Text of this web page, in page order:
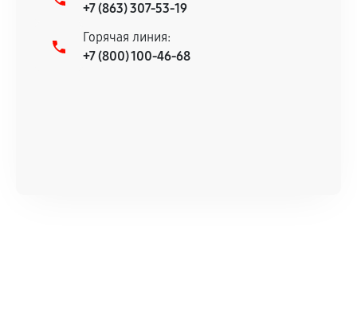
+7 (863) 307-53-19
Горячая линия:
+7 (800) 100-46-68